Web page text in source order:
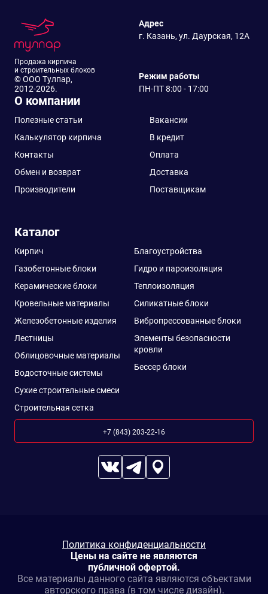
Продажа кирпича
и строительных блоков
© ООО Тулпар,
2012-2026.
Адрес
г. Казань, ул. Даурская, 12А
Режим работы
ПН-ПТ 8:00 - 17:00
О компании
Полезные статьи
Вакансии
Калькулятор кирпича
В кредит
Контакты
Оплата
Обмен и возврат
Доставка
Производители
Поставщикам
Каталог
Кирпич
Газобетонные блоки
Керамические блоки
Кровельные материалы
Железобетонные изделия
Лестницы
Облицовочные материалы
Водосточные системы
Сухие строительные смеси
Строительная сетка
Благоустройства
Гидро и пароизоляция
Теплоизоляция
Силикатные блоки
Вибропрессованные блоки
Элементы безопасности
кровли
Бессер блоки
+7 (843) 203-22-16
Цены на сайте не являются
публичной офертой.
Все материалы данного сайта являются объектами
авторского права (в том числе дизайн).
Политика конфиденциальности